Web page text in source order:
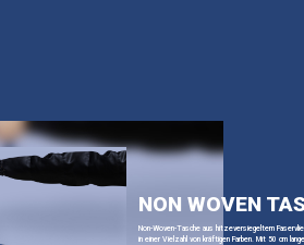
NON WOVEN
Non-Woven-Tasche aus hitzeversiegeltem
in einer Vielzahl von kräftigen Farben. Mit 50 cm